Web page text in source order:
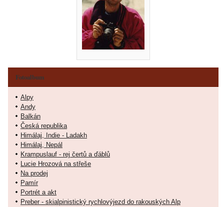
Fotoalbum
Alpy
Andy
Balkán
Česká republika
Himálaj, Indie - Ladakh
Himálaj, Nepál
Krampuslauf - rej čertů a ďáblů
Lucie Hrozová na střeše
Na prodej
Pamír
Portrét a akt
Preber - skialpinistický rychlovýjezd do rakouských Alp